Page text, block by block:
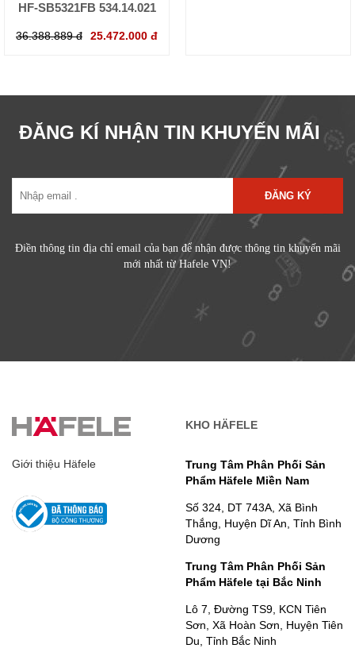
HF-SB5321FB 534.14.021
36.388.889 đ 25.472.000 đ
ĐĂNG KÍ NHẬN TIN KHUYẾN MÃI
ĐĂNG KÝ
Điền thông tin địa chỉ email của bạn để nhận được thông tin khuyến mãi
mới nhất từ Hafele VN!
Giới thiệu Häfele
KHO HÄFELE
Trung Tâm Phân Phối Sản
Phẩm Häfele Miền Nam
Số 324, DT 743A, Xã Bình
Thắng, Huyện Dĩ An, Tỉnh Bình
Dương
Trung Tâm Phân Phối Sản
Phẩm Häfele tại Bắc Ninh
Lô 7, Đường TS9, KCN Tiên
Sơn, Xã Hoàn Sơn, Huyện Tiên
Du, Tỉnh Bắc Ninh